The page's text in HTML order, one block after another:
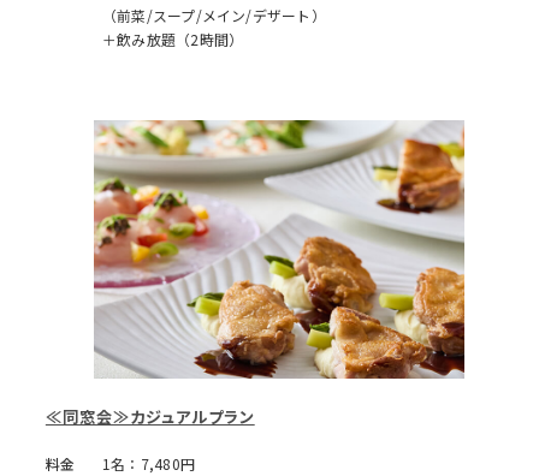
（前菜/スープ/メイン/デザート）
＋飲み放題（2時間）
≪同窓会≫カジュアルプラン
料金
1名：7,480円